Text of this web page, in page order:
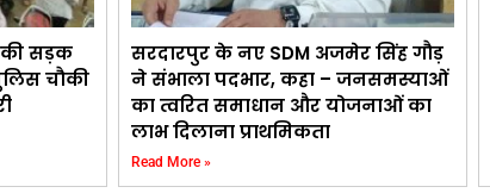
की सड़क
चौकी
सरदारपुर के नए SDM अजमेर सिंह गौड़
ने संभाला पदभार, कहा – जनसमस्याओं
का त्वरित समाधान और योजनाओं का
लाभ दिलाना प्राथमिकता
Read More »